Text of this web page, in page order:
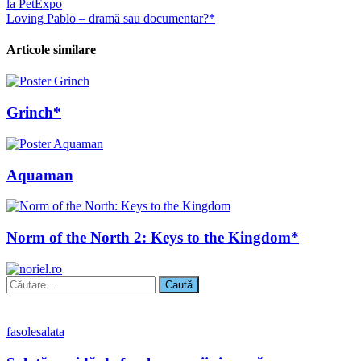
în
la PetExpo
Loving Pablo – dramă sau documentar?*
Articole similare
Grinch*
Aquaman
Norm of the North 2: Keys to the Kingdom*
Caută
după:
fasolesalata